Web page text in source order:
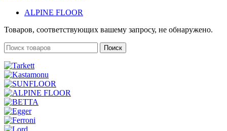
ALPINE FLOOR
Товаров, соответствующих вашему запросу, не обнаружено.
Поиск